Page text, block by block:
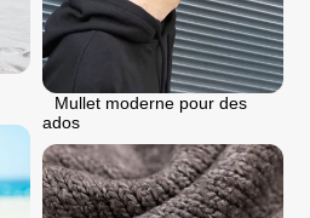
Mullet moderne pour des
ados